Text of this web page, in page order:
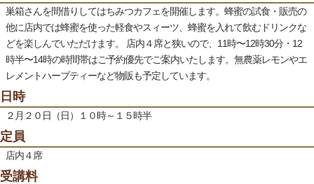
巣箱さんを間借りしてはちみつカフェを開催します。蜂蜜の試食・販売の
他に店内では蜂蜜を使った軽食やスィーツ、蜂蜜を入れて飲むドリンクな
どを楽しんでいただけます。 店内４席と狭いので、11時〜12時30分・12
時半〜14時の時間帯はご予約優先でご案内いたします。無農薬レモンやエ
レメントハーブティーなど物販も予定しています。
日時
２月２０日（日）１０時～１５時半
定員
店内４席
受講料